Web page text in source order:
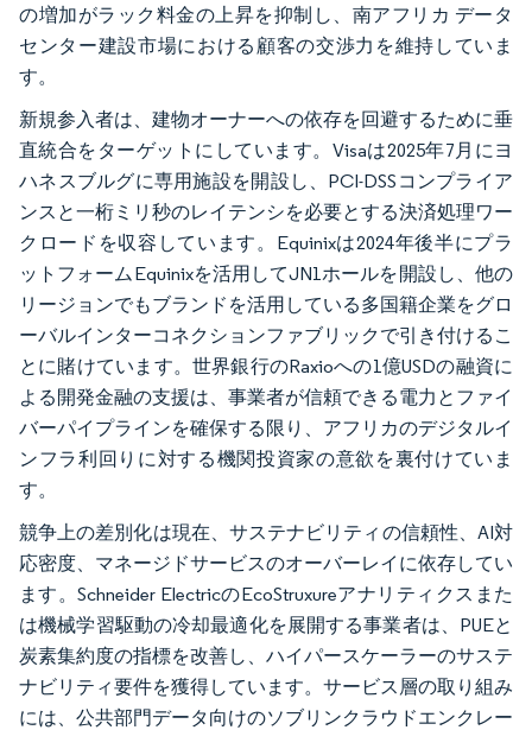
の増加がラック料金の上昇を抑制し、南アフリカ データ
センター建設市場における顧客の交渉力を維持していま
す。
新規参入者は、建物オーナーへの依存を回避するために垂
直統合をターゲットにしています。Visaは2025年7月にヨ
ハネスブルグに専用施設を開設し、PCI-DSSコンプライア
ンスと一桁ミリ秒のレイテンシを必要とする決済処理ワー
クロードを収容しています。Equinixは2024年後半にプラ
ットフォームEquinixを活用してJN1ホールを開設し、他の
リージョンでもブランドを活用している多国籍企業をグロ
ーバルインターコネクションファブリックで引き付けるこ
とに賭けています。世界銀行のRaxioへの1億USDの融資に
よる開発金融の支援は、事業者が信頼できる電力とファイ
バーパイプラインを確保する限り、アフリカのデジタルイ
ンフラ利回りに対する機関投資家の意欲を裏付けていま
す。
競争上の差別化は現在、サステナビリティの信頼性、AI対
応密度、マネージドサービスのオーバーレイに依存してい
ます。Schneider ElectricのEcoStruxureアナリティクスまた
は機械学習駆動の冷却最適化を展開する事業者は、PUEと
炭素集約度の指標を改善し、ハイパースケーラーのサステ
ナビリティ要件を獲得しています。サービス層の取り組み
には、公共部門データ向けのソブリンクラウドエンクレー